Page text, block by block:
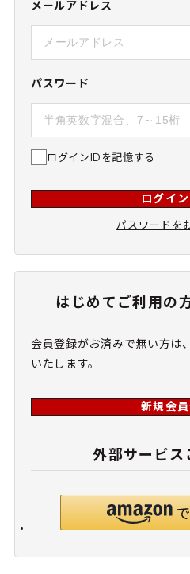
メールアドレス
パスワード
ログインIDを記憶する
ログイ
パスワードを
はじめてご利用の
会員登録がお済みで無い方は
いたします。
新規会
外部サービス